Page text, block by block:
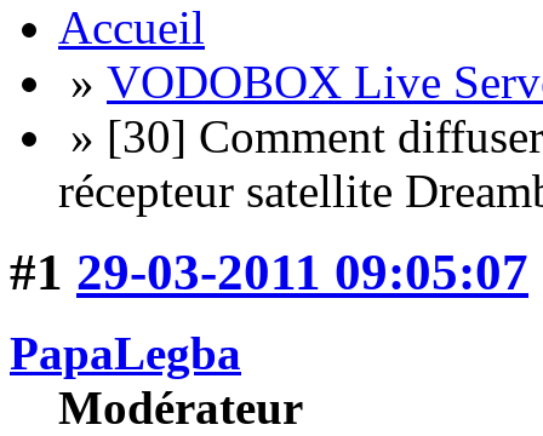
Accueil
» VODOBOX Live
» [30] Comment
récepteur satellite
#1 29-03-2011 09:05:07
PapaLegba
Modérateur